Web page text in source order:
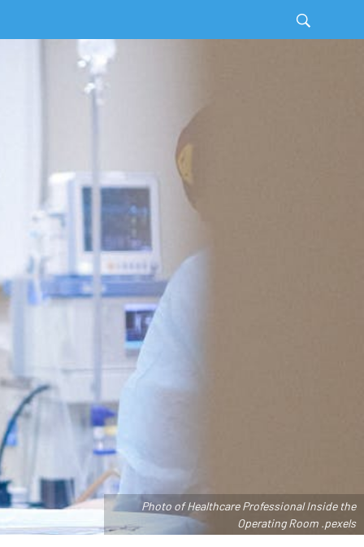
Photo of Healthcare Professional Inside the
Operating Room .pexels